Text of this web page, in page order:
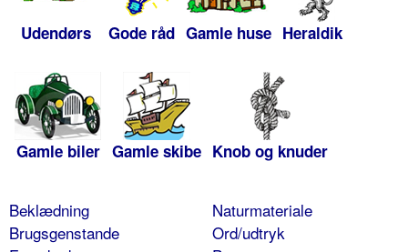
Udendørs Gode råd Gamle huse Heraldik
Gamle biler Gamle skibe Knob og knuder
Beklædning
Brugsgenstande
Naturmateriale
Ord/udtryk